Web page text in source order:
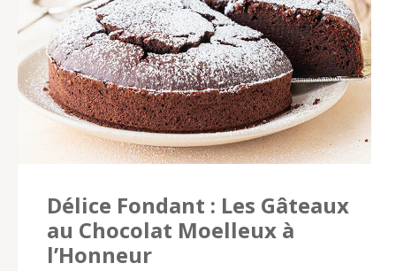
Délice Fondant : Les Gâteaux
au Chocolat Moelleux à
l’Honneur